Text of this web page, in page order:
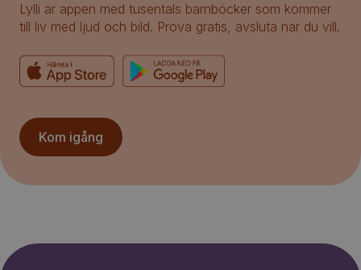
Lylli är appen med tusentals barnböcker som kommer
till liv med ljud och bild. Prova gratis, avsluta när du vill.
Kom igång